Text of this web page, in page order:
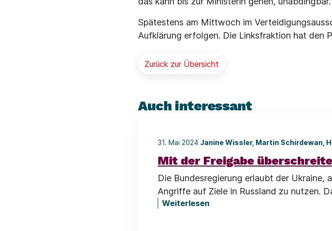
Spätestens am Mittwoch im
Aufklärung erfolgen. Die Linksfraktion hat den
Zurück zur Übersicht
Auch interessant
31. Mai 2024 Janine Wissler, Martin Schirdewan,
Mit der Freigabe
Die Bundesregierung erlaubt der
Angriffe auf Ziele in Russland zu nutzen.
Weiterlesen